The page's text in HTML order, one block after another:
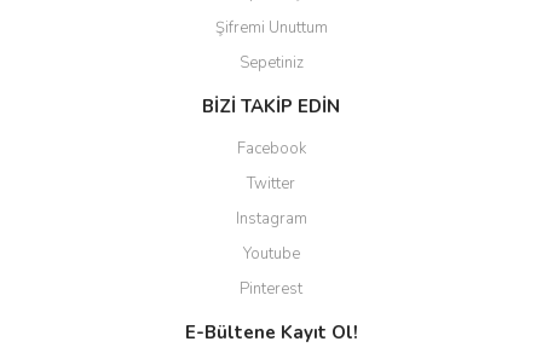
Şifremi Unuttum
Sepetiniz
BİZİ TAKİP EDİN
Facebook
Twitter
Instagram
Youtube
Pinterest
E-Bültene Kayıt Ol!